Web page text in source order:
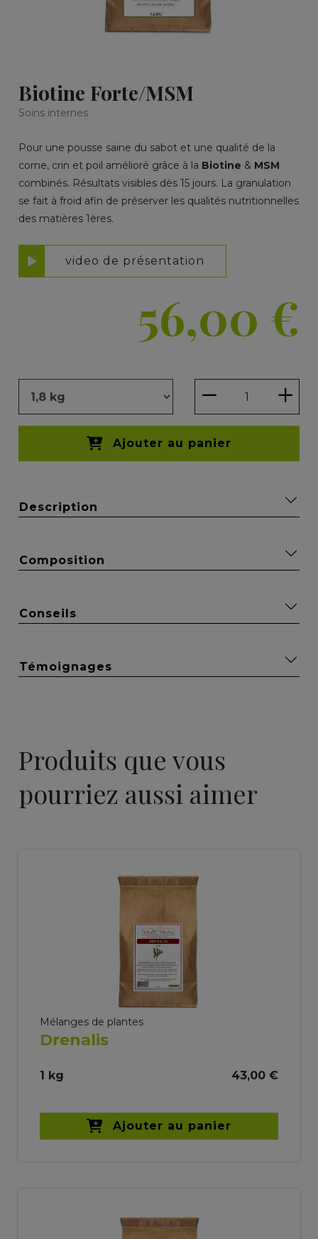
Biotine Forte/MSM
Soins internes
Pour une pousse saine du sabot et une qualité de la
corne, crin et poil amélioré grâce à la Biotine & MSM
combinés. Résultats visibles dès 15 jours. La granulation
se fait à froid afin de préserver les qualités nutritionnelles
des matières 1ères.
video de présentation
56,00 €
Ajouter au panier
Description
Composition
Conseils
Témoignages
Produits que vous
pourriez aussi aimer
Mélanges de plantes
Drenalis
1 kg 43,00 €
Ajouter au panier